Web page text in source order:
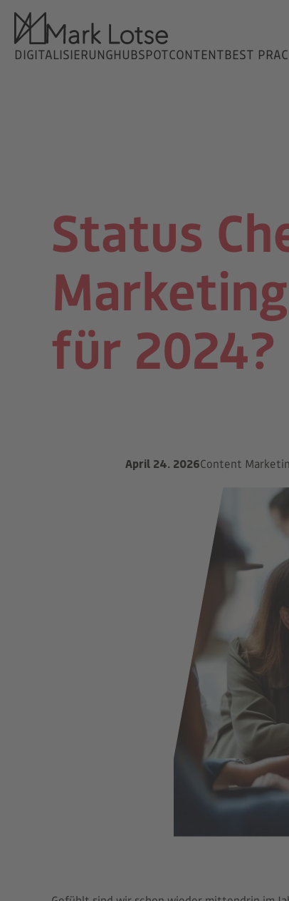
DIGITALISIERUNGHUBSPOTCONTENTBEST
Status
für 2024?
April 24. 2026Content